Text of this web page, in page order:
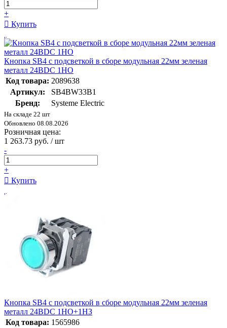
+
Купить
Кнопка SB4 с подсветкой в сборе модульная 22мм зеленая
металл 24ВDC 1НО
Код товара: 2089638
Артикул:
SB4BW33B1
Бренд:
Systeme Electric
На складе 22 шт
Обновлено 08.08.2026
Розничная цена:
1 263.73 руб. / шт
-
+
Купить
Кнопка SB4 с подсветкой в сборе модульная 22мм зеленая
металл 24ВDC 1НО+1НЗ
Код товара: 1565986